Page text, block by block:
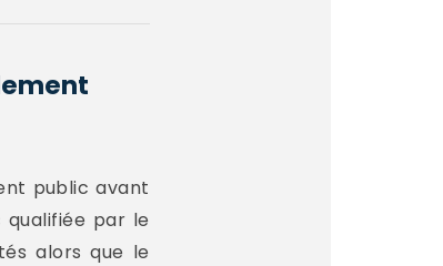
public avant
par le
alors que le